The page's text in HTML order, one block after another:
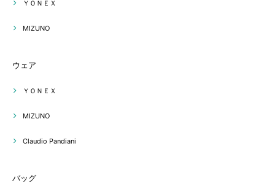
ＹＯＮＥＸ
MIZUNO
ウェア
ＹＯＮＥＸ
MIZUNO
Claudio Pandiani
バッグ